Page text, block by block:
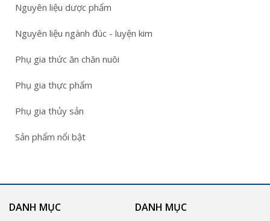
Nguyên liệu dược phẩm
Nguyên liệu ngành đúc - luyện kim
Phụ gia thức ăn chăn nuôi
Phụ gia thực phẩm
Phụ gia thủy sản
Sản phẩm nổi bật
DANH MỤC DANH MỤC